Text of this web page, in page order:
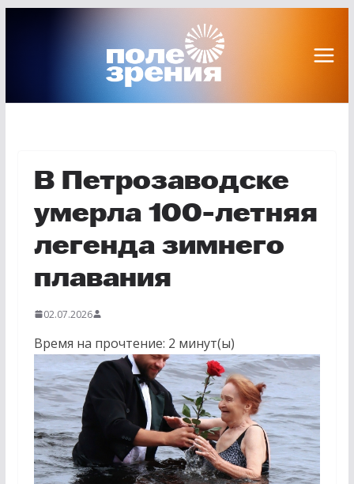
В Петрозаводске
умерла 100-летняя
легенда зимнего
плавания
02.07.2026
Время на прочтение: 2 минут(ы)